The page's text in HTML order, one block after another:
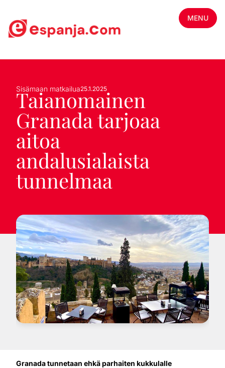
MENU
Sisämaan matkailua25.1.2025
Taianomainen
Granada tarjoaa
aitoa
andalusialaista
tunnelmaa
Granada tunnetaan ehkä parhaiten kukkulalle